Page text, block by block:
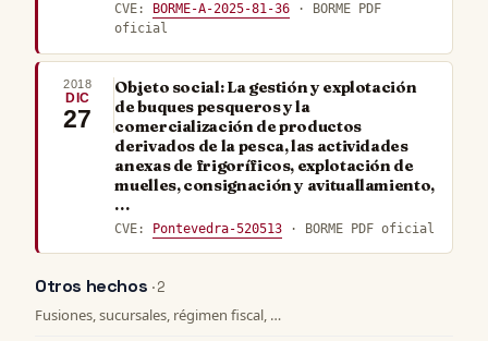
CVE: BORME-A-2025-81-36 · BORME PDF
oficial
2018
DIC
27
Objeto social: La gestión y explotación
de buques pesqueros y la
comercialización de productos
derivados de la pesca, las actividades
anexas de frigoríficos, explotación de
muelles, consignación y avituallamiento,
…
CVE: Pontevedra-520513 · BORME PDF oficial
Otros hechos · 2
Fusiones, sucursales, régimen fiscal, …